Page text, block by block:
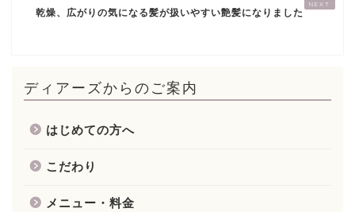
乾燥、広がりの気になる髪が扱いやすい艶髪になりました
ディアーズからのご案内
はじめての方へ
こだわり
メニュー・料金